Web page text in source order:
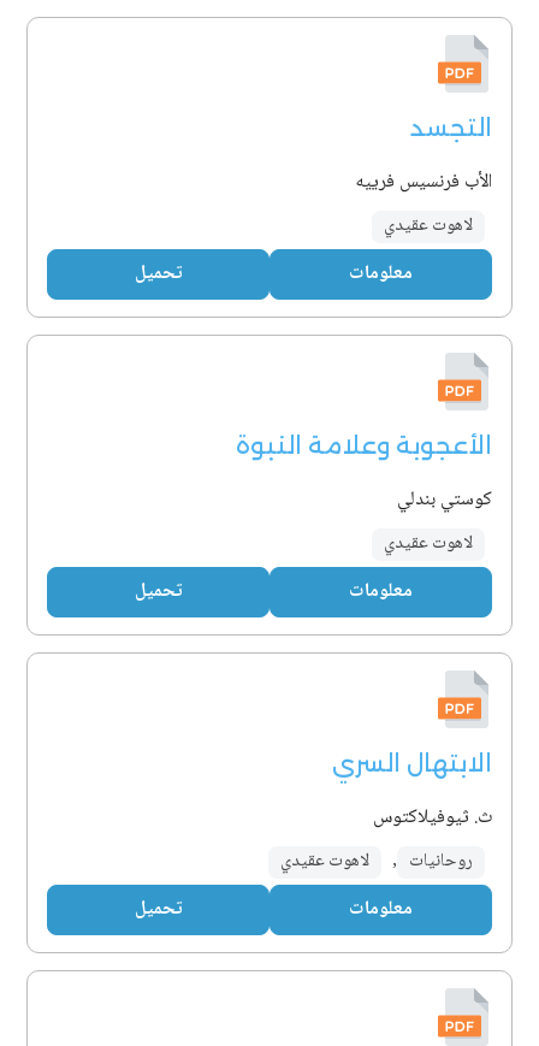
التجسد
الأب فرنسيس فرييه
لاهوت عقيدي
معلومات تحميل
الأعجوبة وعلامة النبوة
كوستي بندلي
لاهوت عقيدي
معلومات تحميل
الابتهال السري
ث. ثيوفيلاكتوس
روحانيات , لاهوت عقيدي
معلومات تحميل